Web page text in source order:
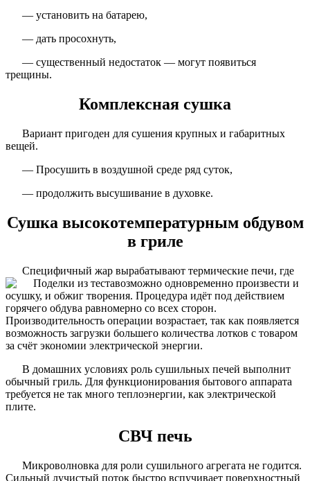
— установить на батарею,
— дать просохнуть,
— существенный недостаток — могут появиться
трещины.
Комплексная сушка
Вариант пригоден для сушения крупных и габаритных
вещей.
— Просушить в воздушной среде ряд суток,
— продолжить высушивание в духовке.
Сушка высокотемпературным обдувом
в гриле
Специфичный жар вырабатывают термические печи, где
возможно одновременно произвести и
осушку, и обжиг творения. Процедура идёт под действием
горячего обдува равномерно со всех сторон.
Производительность операции возрастает, так как появляется
возможность загрузки большего количества лотков с товаром
за счёт экономии электрической энергии.
В домашних условиях роль сушильных печей выполнит
обычный гриль. Для функционирования бытового аппарата
требуется не так много теплоэнергии, как электрической
плите.
СВЧ печь
Микроволновка для роли сушильного агрегата не годится.
Сильный лучистый поток быстро вспучивает поверхностный